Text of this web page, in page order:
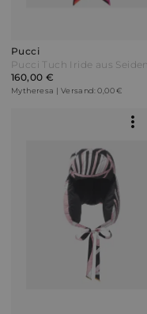
Pucci
160,00 €
Mytheresa | Versand: 0,00 €